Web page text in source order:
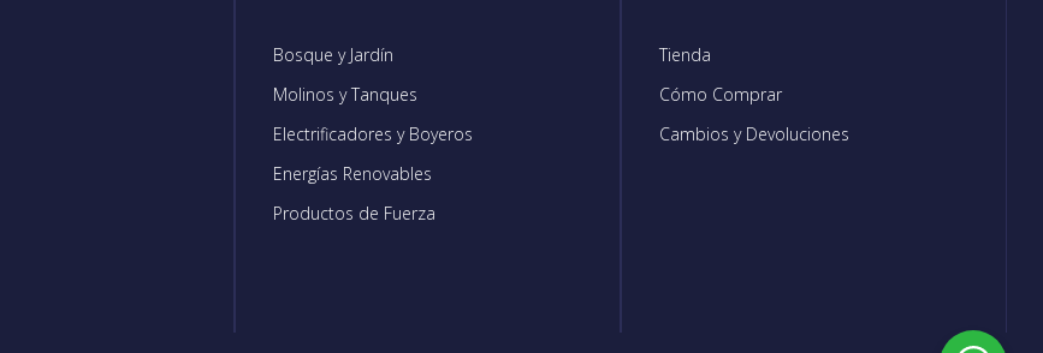
Bosque y Jardín
Molinos y Tanques
Electrificadores y Boyeros
Energías Renovables
Productos de Fuerza
Tienda
Cómo Comprar
Cambios y Devoluciones